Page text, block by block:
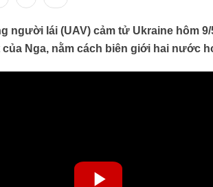
người lái (UAV) cảm tử Ukraine hôm
của Nga, nằm cách biên giới hai nước